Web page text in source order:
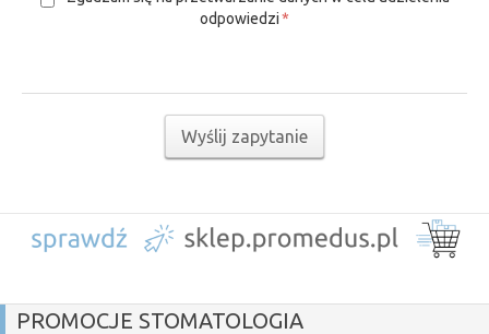
odpowiedzi*
Wyślij zapytanie
PROMOCJE STOMATOLOGIA